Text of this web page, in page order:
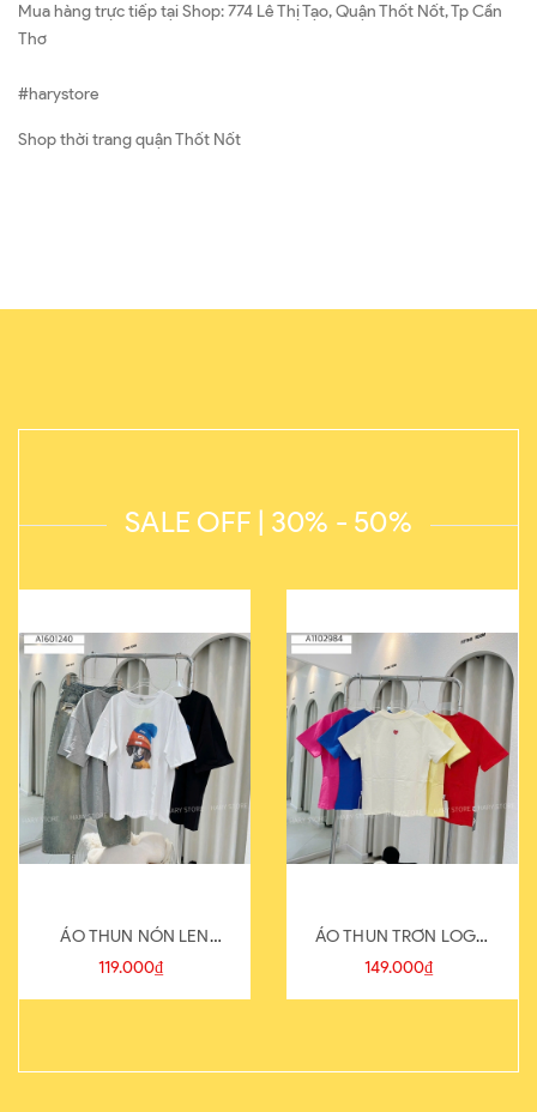
Mua hàng trực tiếp tại Shop: 774 Lê Thị Tạo, Quận Thốt Nốt, Tp Cần
Thơ
#harystore
Shop thời trang quận Thốt Nốt
SALE OFF | 30% - 50%
ÁO THUN NÓN LEN
821-1
119.000₫
ÁO THUN TRƠN LOGO
SAU
149.000₫